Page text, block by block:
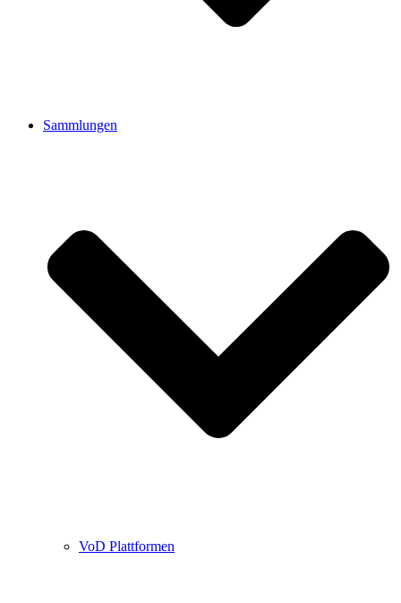
Sammlungen
VoD Plattformen